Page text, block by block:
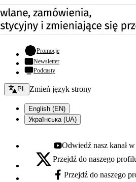
Promocje- otwiera się w nowej karcie
Newsletter
Podcasty
Zmień język - bieżący:
PL Zmień język strony
English (EN)
Українська (UA)
Youtube - otwiera się w nowej
Odwiedź nasz kanał
X - otwiera się w nowej karcie
Przejdź do naszego
Facebook - otwiera się w nowej
Przejdź do naszego